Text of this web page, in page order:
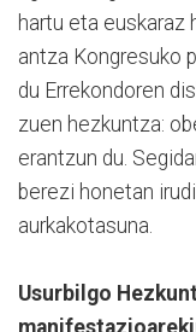
hartu eta euskaraz
antza Kongresuko
du Errekondoren
zuen hezkuntza:
erantzun du.
berezi honetan
aurkakotasuna.
Usurbilgo